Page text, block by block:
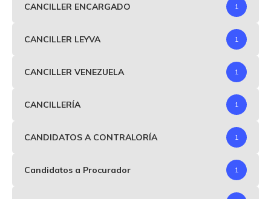
CANCILLER ENCARGADO 1
CANCILLER LEYVA 1
CANCILLER VENEZUELA 1
CANCILLERÍA 1
CANDIDATOS A CONTRALORÍA 1
Candidatos a Procurador 1